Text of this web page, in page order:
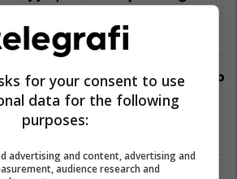
dyshuari për përfshirje në vrasjen e
Rizës
21/11/2023
S’kam pas asnjë arsye apo
me pas çfarëdolloj problemi
me të ndjerin Triumf Riza, apo me
nxit vrasjen e tij
Drejtësi 08/11/2023
for your consent to use
data for the following
purposes:
advertising and content, advertising and
audience research and